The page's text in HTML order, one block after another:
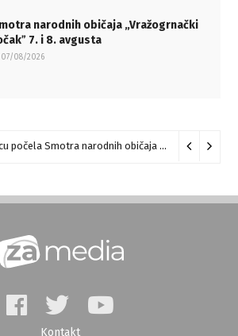
narodnih običaja „Vražogrnački
7. i 8. avgusta
07/08/2026
U Vražogrncu počela Smotra narodnih običaja „Vražogrnački točak“
Kontakt